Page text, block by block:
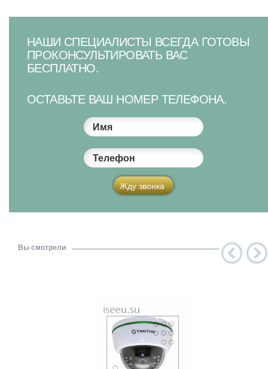
НАШИ СПЕЦИАЛИСТЫ ВСЕГДА ГОТОВЫ
ПРОКОНСУЛЬТИРОВАТЬ ВАС
БЕСПЛАТНО.
ОСТАВЬТЕ ВАШ НОМЕР ТЕЛЕФОНА.
Имя
Телефон
Жду звонка
Вы смотрели